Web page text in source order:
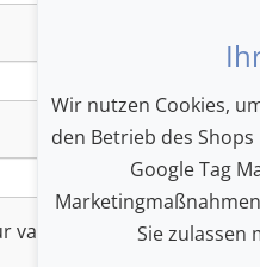
valid e-mail address here.
Wir nutzen Cookies,
den Betrieb des
Google Tag
Sie zulassen